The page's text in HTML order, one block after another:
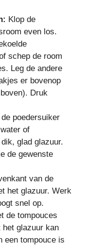
Klop de
even los.
schep de room
Leg de andere
er bovenop
Druk
de poedersuiker
of
glad glazuur.
de gewenste
van de
het glazuur. Werk
snel op.
de tompouces
glazuur kan
een tompouce is